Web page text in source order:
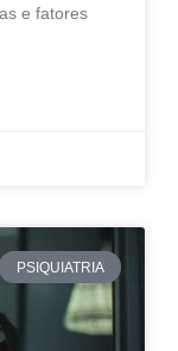
e fatores
PSIQUIATRIA